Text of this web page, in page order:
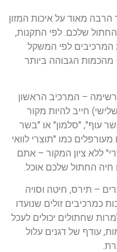
מאוד על איכות המזון
שלכם. לפי התקנות,
המרכיבים לפי המשקל
מהכמות הגבוהה ביותר
– המרכיב הראשון
חייב להיות מקור
עוף", "סלמון" או "בשר
כמו "תוצרי לוואי
ללא ציון המקור – אתם
חיה החתול שלכם אוכל.
– תירס, חיטה וסויה
כמרכיבים זולים שנועדו
שחתולים יכולים לעכל
עודף של דגנים עלול